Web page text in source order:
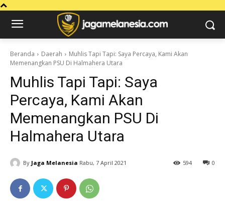
Beranda Daerah
Muhlis Tapi Tapi: Saya Percaya, Kami Akan
Memenangkan PSU Di Halmahera Utara
Muhlis Tapi Tapi: Saya
Percaya, Kami Akan
Memenangkan PSU Di
Halmahera Utara
By Jaga Melanesia Rabu, 7 April 2021 0
594